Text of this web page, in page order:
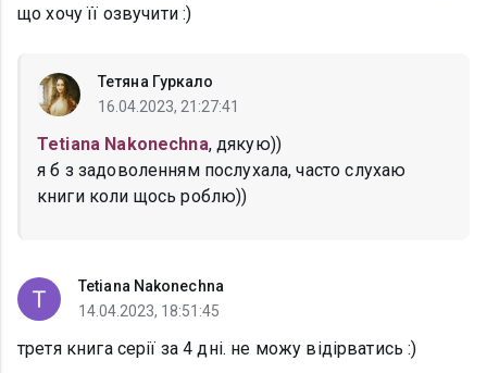
що хочу її озвучити :)
Тетяна Гуркало
16.04.2023, 21:27:41
Tetiana Nakonechna, дякую))
я б з задоволенням послухала, часто слухаю
книги коли щось роблю))
Tetiana Nakonechna
14.04.2023, 18:51:45
третя книга серії за 4 дні. не можу відірватись :)